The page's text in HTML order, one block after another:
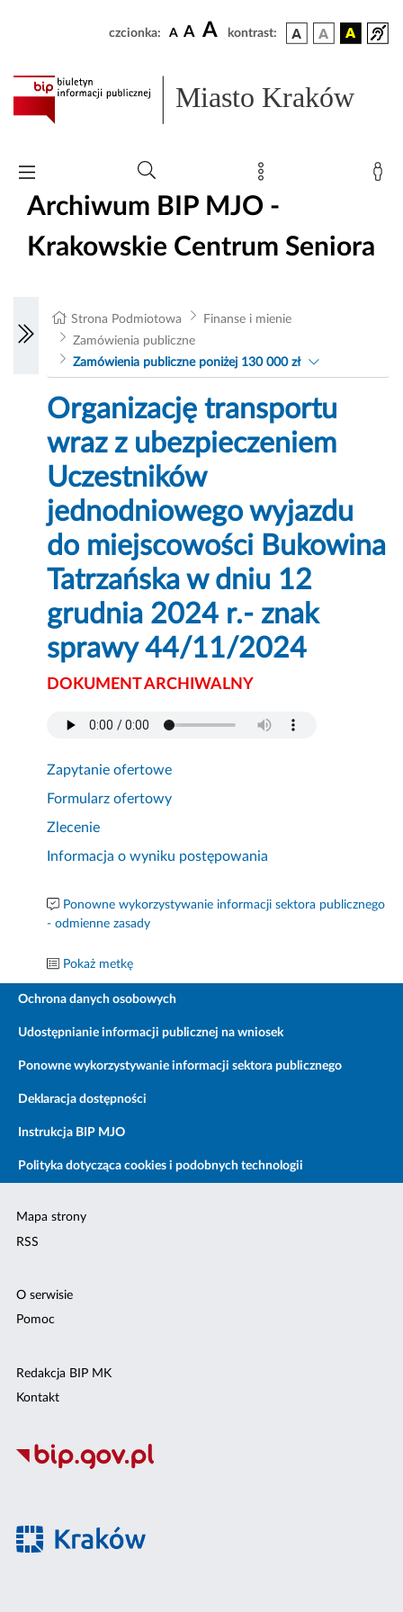
czcionka: A A A kontrast:
Miasto Kraków
Archiwum BIP MJO -
Krakowskie Centrum Seniora
Strona Podmiotowa
Finanse i mienie
Zamówienia publiczne
Zamówienia publiczne poniżej 130 000 zł
Organizację transportu
wraz z ubezpieczeniem
Uczestników
jednodniowego wyjazdu
do miejscowości Bukowina
Tatrzańska w dniu 12
grudnia 2024 r.- znak
sprawy 44/11/2024
DOKUMENT ARCHIWALNY
Zapytanie ofertowe
Formularz ofertowy
Zlecenie
Informacja o wyniku postępowania
Ponowne wykorzystywanie informacji sektora publicznego
- odmienne zasady
Pokaż metkę
Ochrona danych osobowych
Udostępnianie informacji publicznej na wniosek
Ponowne wykorzystywanie informacji sektora publicznego
Deklaracja dostępności
Instrukcja BIP MJO
Polityka dotycząca cookies i podobnych technologii
Mapa strony
RSS
O serwisie
Pomoc
Redakcja BIP MK
Kontakt